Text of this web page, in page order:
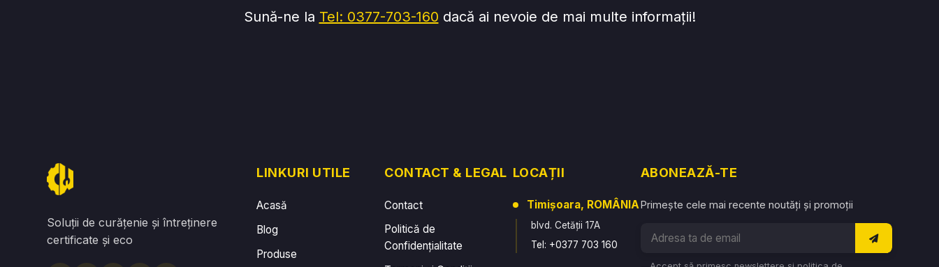
Sună-ne la Tel: 0377-703-160 dacă ai nevoie de mai multe informații!
Soluții de curățenie și întreținere
certificate și eco
LINKURI UTILE
Acasă
Blog
Produse
CONTACT & LEGAL
Contact
Politică de
Confidențialitate
LOCAȚII
Timișoara, ROMÂNIA
blvd. Cetății 17A
Tel: +0377 703 160
ABONEAZĂ-TE
Primește cele mai recente noutăți și promoții